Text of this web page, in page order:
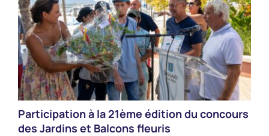
Participation à la 21ème édition du concours
des Jardins et Balcons fleuris